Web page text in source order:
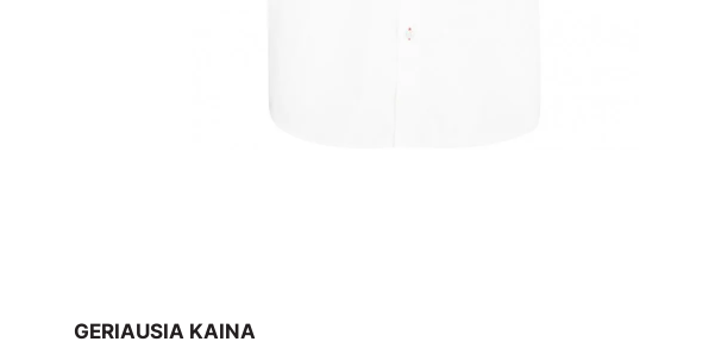
GERIAUSIA KAINA